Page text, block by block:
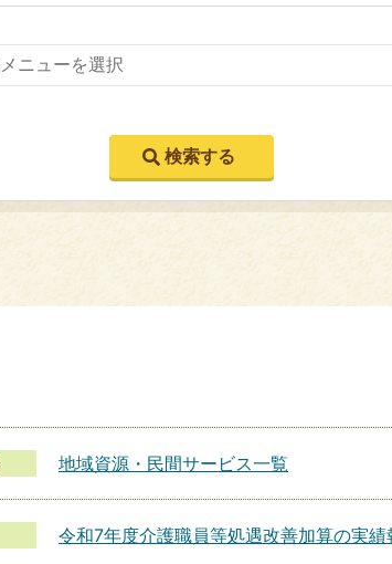
地域資源・民間サービス一覧
令和7年度介護職員等処遇改善加算の実